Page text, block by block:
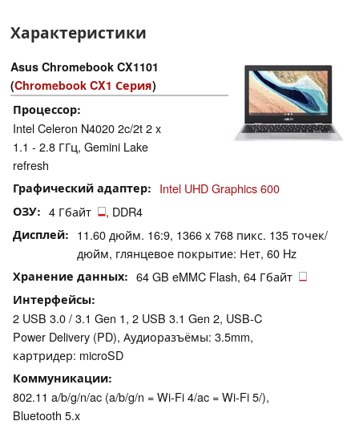
Характеристики
Asus Chromebook CX1101
(Chromebook CX1 Серия)
Процессор
Intel Celeron N4020 2c/2t 2 x
1.1 - 2.8 ГГц, Gemini Lake
refresh
Графический адаптер Intel UHD Graphics 600
ОЗУ 4 Гбайт , DDR4
Дисплей
11.60 дюйм. 16:9, 1366 x 768 пикс. 135 точек/
дюйм, глянцевое покрытие: Нет, 60 Hz
Хранение данных 64 GB eMMC Flash, 64 Гбайт
Интерфейсы
2 USB 3.0 / 3.1 Gen 1, 2 USB 3.1 Gen 2, USB-C
Power Delivery (PD), Аудиоразъёмы: 3.5mm,
картридер: microSD
Коммуникации
802.11 a/b/g/n/ac (a/b/g/n = Wi-Fi 4/ac = Wi-Fi 5/),
Bluetooth 5.x